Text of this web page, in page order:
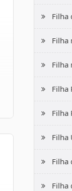
Filha
Filha
Filha
Filha
Filha
Filha
Filha
Filha